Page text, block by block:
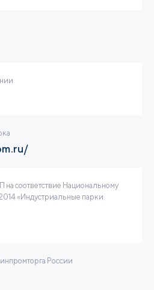
соответствие Национальному
«Индустриальные парки.
России